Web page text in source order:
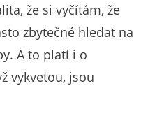
že si vyčítám, že
zbytečné hledat na
A to platí i o
vykvetou, jsou